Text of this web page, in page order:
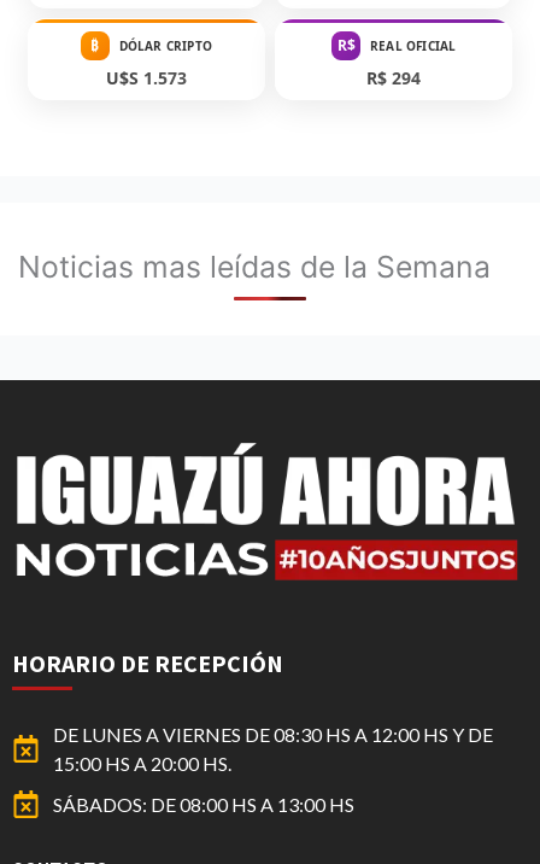
₿ DÓLAR CRIPTO
U$S 1.573
R$ REAL OFICIAL
R$ 294
Noticias mas leídas de la Semana
HORARIO DE RECEPCIÓN
DE LUNES A VIERNES DE 08:30 HS A 12:00 HS Y DE
15:00 HS A 20:00 HS.
SÁBADOS: DE 08:00 HS A 13:00 HS